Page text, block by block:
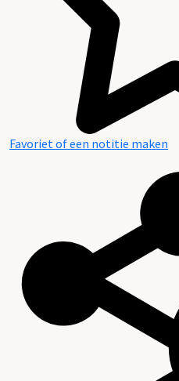
Favoriet of een notitie maken